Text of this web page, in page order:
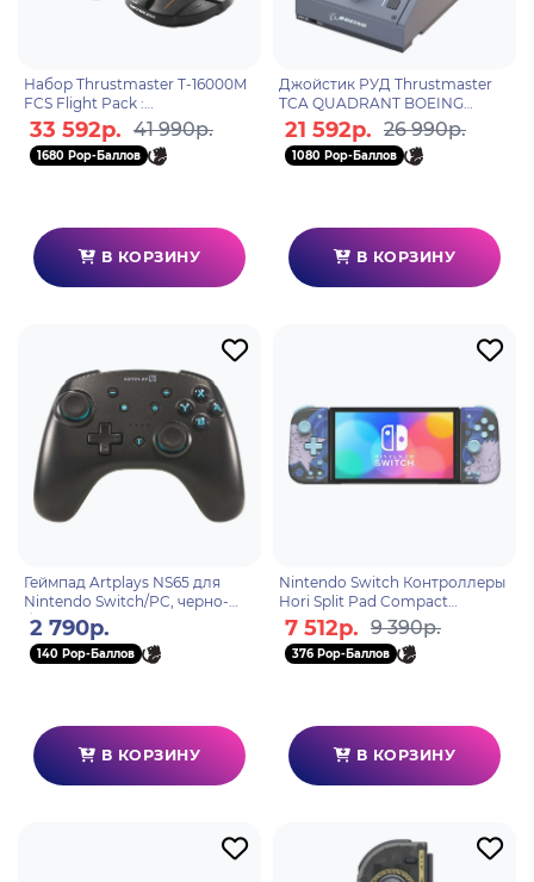
Набор Thrustmaster T-16000M
FCS Flight Pack :
Джойстик.Руд.Педали,PC +
бонусный код от War Thunder
33 592р. 41 990р.
1680 Pop-Баллов
В КОРЗИНУ
Джойстик РУД Thrustmaster
TCA QUADRANT BOEING
EDITION, Xbox Series X, Xbox
Series S, PC
21 592р. 26 990р.
1080 Pop-Баллов
В КОРЗИНУ
Геймпад Artplays NS65 для
Nintendo Switch/PC, черно-
бирюзовый (2,4G, li-ion, NFC,
dualvibro)
2 790р.
140 Pop-Баллов
В КОРЗИНУ
Nintendo Switch Контроллеры
Hori Split Pad Compact
(Gengar) для консоли Switch
(NSW-411U)
7 512р. 9 390р.
376 Pop-Баллов
В КОРЗИНУ